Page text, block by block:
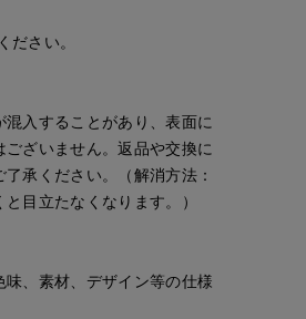
さい。
入することがあり、表面に
ざいません。返品や交換に
承ください。（解消方法：
目立たなくなります。）
、素材、デザイン等の仕様